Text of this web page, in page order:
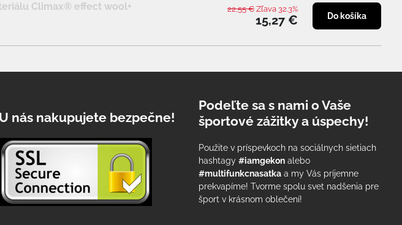
Climax® effect wool+
15,27 €
22,55 € Zľava 32.3%
Do košíka
U nás nakupujete bezpečne!
Podeľte sa s nami o Vaše
športové zážitky a úspechy!
Použite v príspevkoch na sociálnych sietiach
hashtagy#iamgekon alebo
#multifunkcnasatka a my Vás príjemne
prekvapíme! Tvorme spolu svet nadšenia pre
šport v krásnom oblečení!